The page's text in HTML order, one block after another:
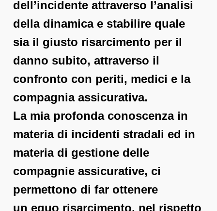
dell’incidente attraverso l’analisi
della dinamica e stabilire quale
sia il giusto risarcimento per il
danno subito, attraverso il
confronto con periti, medici e la
compagnia assicurativa.
La mia profonda conoscenza in
materia di incidenti stradali ed in
materia di gestione delle
compagnie assicurative, ci
permettono di far ottenere
un equo risarcimento, nel rispetto